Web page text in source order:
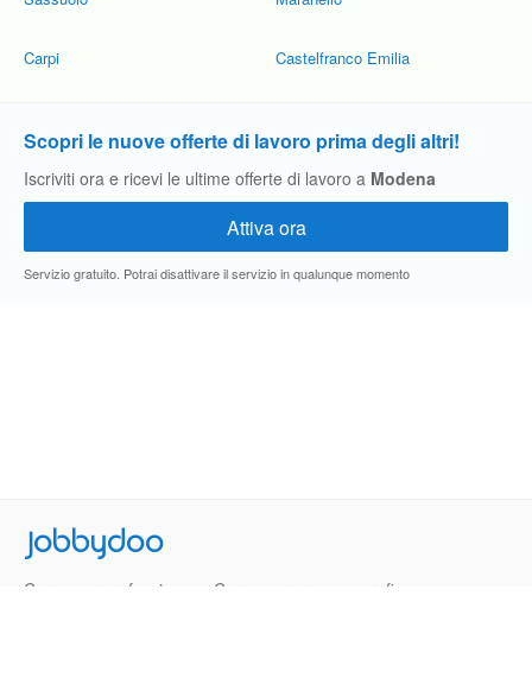
Carpi Castelfranco Emilia
Scopri le nuove offerte di lavoro prima degli altri!
Iscriviti ora e ricevi le ultime offerte di lavoro a Modena
Servizio gratuito. Potrai disattivare il servizio in qualunque momento
Jobbydoo
Cerca per professione
Cerca per area geografica